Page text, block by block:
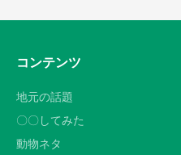
コンテンツ
地元の話題
〇〇してみた
動物ネタ